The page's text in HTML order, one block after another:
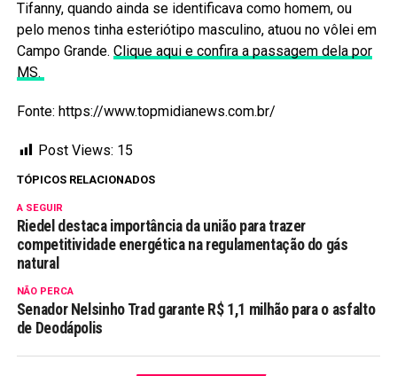
Tifanny, quando ainda se identificava como homem, ou
pelo menos tinha esteriótipo masculino, atuou no vôlei em
Campo Grande. Clique aqui e confira a passagem dela por
MS.
Fonte: https://www.topmidianews.com.br/
Post Views: 15
TÓPICOS RELACIONADOS
A SEGUIR
Riedel destaca importância da união para trazer
competitividade energética na regulamentação do gás
natural
NÃO PERCA
Senador Nelsinho Trad garante R$ 1,1 milhão para o asfalto
de Deodápolis